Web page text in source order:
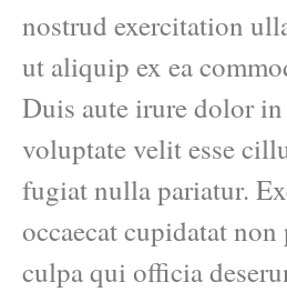
nostrud exercitation
ut aliquip ex ea
Duis aute irure dolor
voluptate velit esse
fugiat nulla pariatur.
occaecat cupidatat
culpa qui officia